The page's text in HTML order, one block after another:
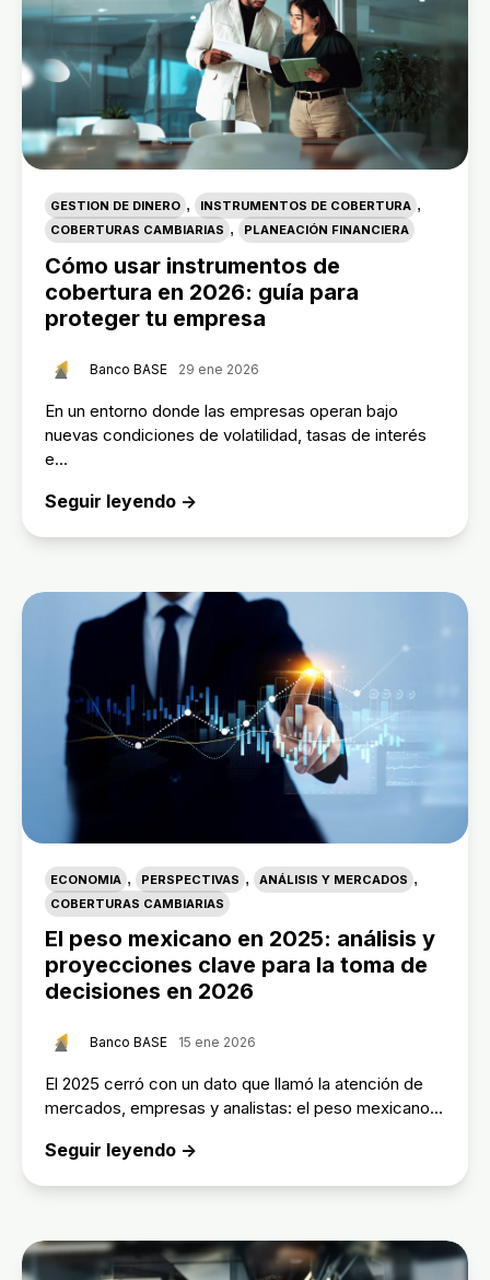
GESTION DE DINERO , INSTRUMENTOS DE COBERTURA ,
COBERTURAS CAMBIARIAS , PLANEACIÓN FINANCIERA
Cómo usar instrumentos de
cobertura en 2026: guía para
proteger tu empresa
Banco BASE 29 ene 2026
En un entorno donde las empresas operan bajo
nuevas condiciones de volatilidad, tasas de interés
e...
Seguir leyendo →
ECONOMIA , PERSPECTIVAS , ANÁLISIS Y MERCADOS ,
COBERTURAS CAMBIARIAS
El peso mexicano en 2025: análisis y
proyecciones clave para la toma de
decisiones en 2026
Banco BASE 15 ene 2026
El 2025 cerró con un dato que llamó la atención de
mercados, empresas y analistas: el peso mexicano...
Seguir leyendo →